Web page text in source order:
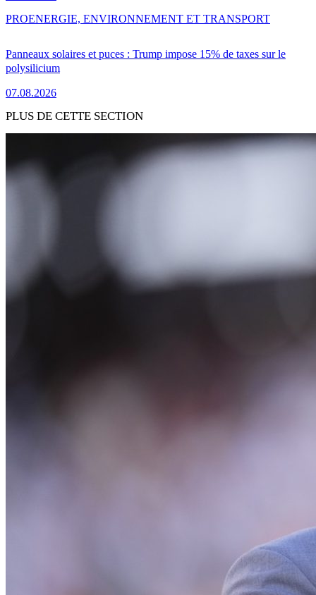
Panneaux solaires et puces : Trump impose 15% de taxes sur le
polysilicium
07.08.2026
PROENERGIE, ENVIRONNEMENT ET TRANSPORT
PLUS DE CETTE SECTION